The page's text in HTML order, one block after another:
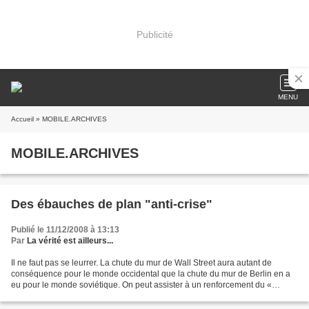
Publicité
MENU
Accueil » MOBILE.ARCHIVES
MOBILE.ARCHIVES
Des ébauches de plan "anti-crise"
Publié le 11/12/2008 à 13:13
Par La vérité est ailleurs...
Il ne faut pas se leurrer. La chute du mur de Wall Street aura autant de
conséquence pour le monde occidental que la chute du mur de Berlin en a
eu pour le monde soviétique. On peut assister à un renforcement du «